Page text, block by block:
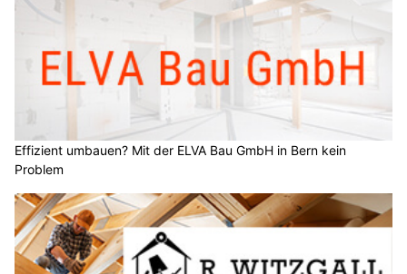
Effizient umbauen? Mit der ELVA Bau GmbH in Bern kein
Problem